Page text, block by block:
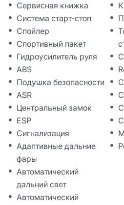
Сервисная книжка
Система старт-стоп
Спойлер
Спортивный пакет
Гидроусилитель руля
ABS
Подушка безопасности
ASR
Центральный замок
ESP
Сигнализация
Адаптивные дальние
фары
Автоматический
дальний свет
Автоматический